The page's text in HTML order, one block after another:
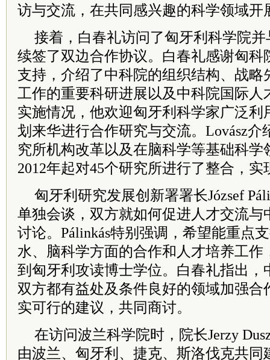
访与交流，在共同感兴趣的科学领域开
接着，白春礼访问了匈牙利科学院并
续签了双边合作协议。白春礼感谢匈科
支持，介绍了中科院的组织结构、战略
工作的重要科研进展以及中科院国际人
实施情况，他欢迎匈牙利科学家广泛利
划来华进行合作研究与交流。Lovász介
究所机构改革以及在脑科学等基础科学
2012年起对45个研究所进行了整合，实
匈牙利研究发展创新署署长József
单独会谈，双方就如何促进人才交流与
讨论。Pálinkás特别强调，希望能重点
水、脑科学方面的合作和人才培养工作
到匈牙利攻读博士学位。白春礼指出，
双方都有益处及条件良好的领域加强合
实可行的建议，共同商讨。
在访问波兰科学院时，院长Jerzy
由波兰、匈牙利、捷克、斯洛伐克共同